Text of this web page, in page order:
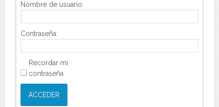
Nombre de usuario:
Contraseña:
Recordar mi
contraseña
ACCEDER